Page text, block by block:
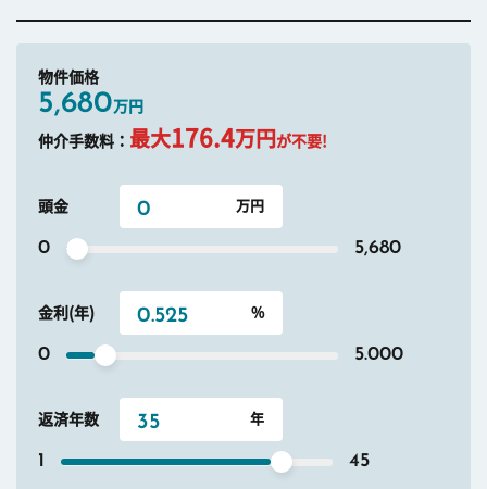
物件価格
5,680万円
仲介手数料： 最大176.4万円 が不要!
頭金
0 5,680
金利(年)
0 5.000
返済年数
1 45